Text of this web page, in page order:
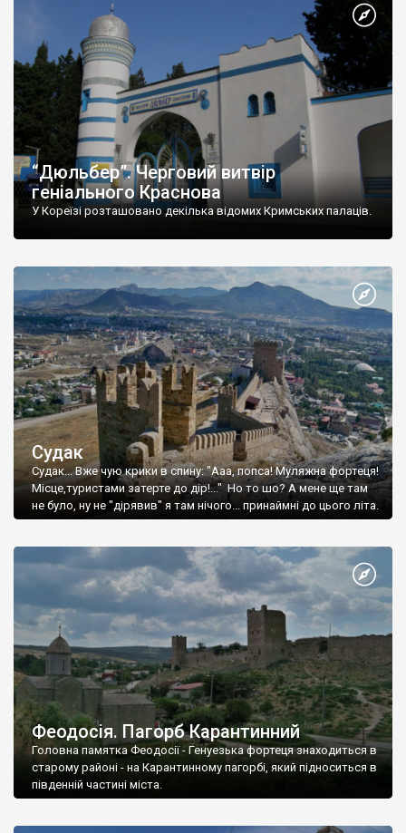
“Дюльбер”. Черговий витвір
геніального Краснова
У Кореїзі розташовано декілька відомих Кримських палаців.
Судак
Судак... Вже чую крики в спину: "Ааа, попса! Муляжна фортеця!
Місце,туристами затерте до дір!..." Но то шо? А мене ще там
не було, ну не "дірявив" я там нічого... принаймні до цього літа.
Феодосія. Пагорб Карантинний
Головна памятка Феодосії - Генуезька фортеця знаходиться в
старому районі - на Карантинному пагорбі, який підноситься в
південній частині міста.